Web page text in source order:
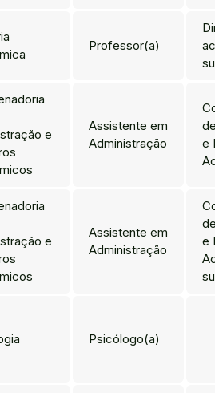
Professor(a)
e
Assistente em
Administração
e
e
Assistente em
Administração
e
Psicólogo(a)